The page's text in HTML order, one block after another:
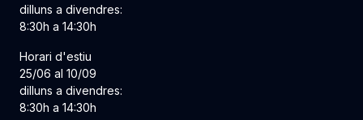
dilluns a divendres:
8:30h a 14:30h
Horari d'estiu
25/06 al 10/09
dilluns a divendres:
8:30h a 14:30h